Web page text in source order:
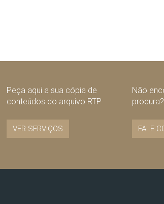
Peça aqui a sua cópia de
conteúdos do arquivo RTP
VER SERVIÇOS
Não
procura?
FALE